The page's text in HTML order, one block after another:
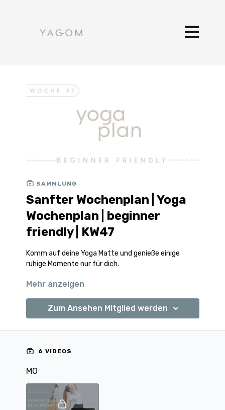
SAMMLUNG
Sanfter Wochenplan | Yoga
Wochenplan | beginner
friendly | KW47
Komm auf deine Yoga Matte und genieße einige
ruhige Momente nur für dich.
Die Playliste ist ideal für dich,
und/ oder gerade mit Yoga angefangen hast.
unter dieser Beschreibung bei
Mehr anzeigen
Zum Ansehen Mitglied werden
6 VIDEOS
MO